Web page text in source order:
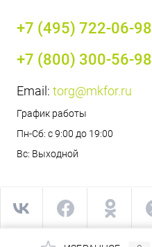
+7 (495) 722-06-98
+7 (800) 300-56-98
Email: torg@mkfor.ru
График работы
Пн-Сб: с 9:00 до 19:00
Вс: Выходной